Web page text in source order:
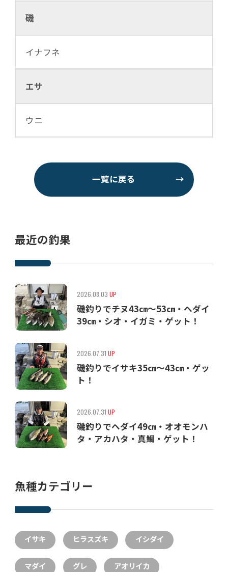
磯
イナフネ
エサ
ウニ
一覧に戻る →
最近の釣果
2026.08.03 UP
磯釣りでチヌ43㎝〜53㎝・ヘダイ
39㎝・シオ・イガミ・ゲット！
2026.07.31 UP
磯釣りでイサキ35㎝〜43㎝・ゲッ
ト！
2026.07.31 UP
磯釣りでヘダイ49㎝・オオモンハ
タ・アカハタ・真鯛・ゲット！
魚種カテゴリー
イサキ ヒラスズキ イシダイ
マダイ グレ アオリイカ